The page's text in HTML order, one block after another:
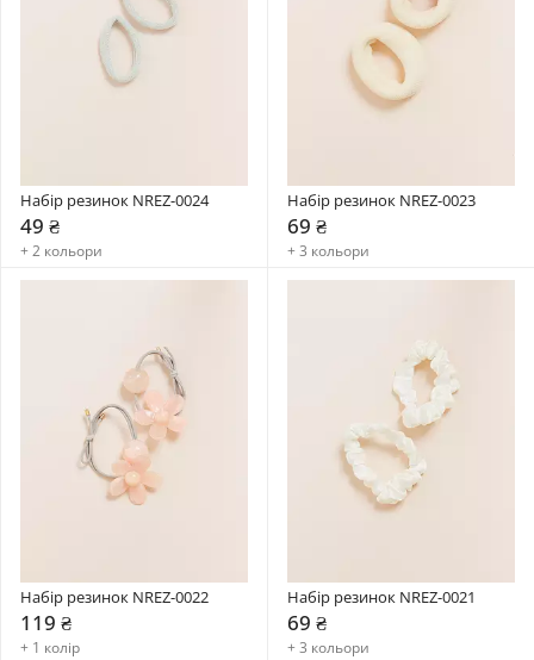
Набір резинок NREZ-0024
49 ₴
+ 2 кольори
Набір резинок NREZ-0023
69 ₴
+ 3 кольори
Набір резинок NREZ-0022
119 ₴
+ 1 колір
Набір резинок NREZ-0021
69 ₴
+ 3 кольори